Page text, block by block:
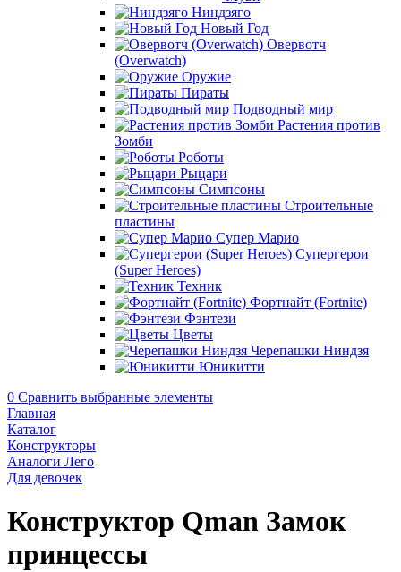
Ниндзяго
Новый Год
Овервотч
(Overwatch)
Оружие
Пираты
Подводный мир
Растения против
Зомби
Роботы
Рыцари
Симпсоны
Строительные
пластины
Супер Марио
Супергерои
(Super Heroes)
Техник
Фортнайт (Fortnite)
Фэнтези
Цветы
Черепашки Ниндзя
Юникитти
0 Сравнить выбранные элементы
Главная
Каталог
Конструкторы
Аналоги Лего
Для девочек
Конструктор Qman Замок
принцессы